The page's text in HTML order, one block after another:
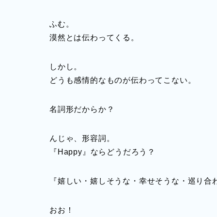
ふむ。
漠然とは伝わってくる。
しかし。
どうも感情的なものが伝わってこない。
名詞形だからか？
んじゃ、形容詞。
『Happy』ならどうだろう？
『嬉しい・嬉しそうな・幸せそうな・巡り合
おお！